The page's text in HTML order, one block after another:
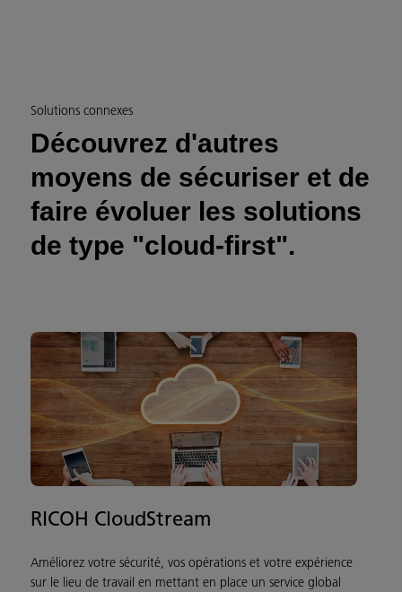
Solutions connexes
Découvrez d'autres
moyens de sécuriser et de
faire évoluer les solutions
de type "cloud-first".
RICOH CloudStream
Améliorez votre sécurité, vos opérations et votre expérience
sur le lieu de travail en mettant en place un service global